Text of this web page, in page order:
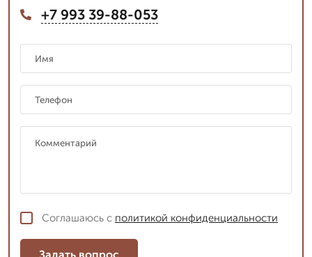
+7 993 39-88-053
Соглашаюсь с политикой конфиденциальности